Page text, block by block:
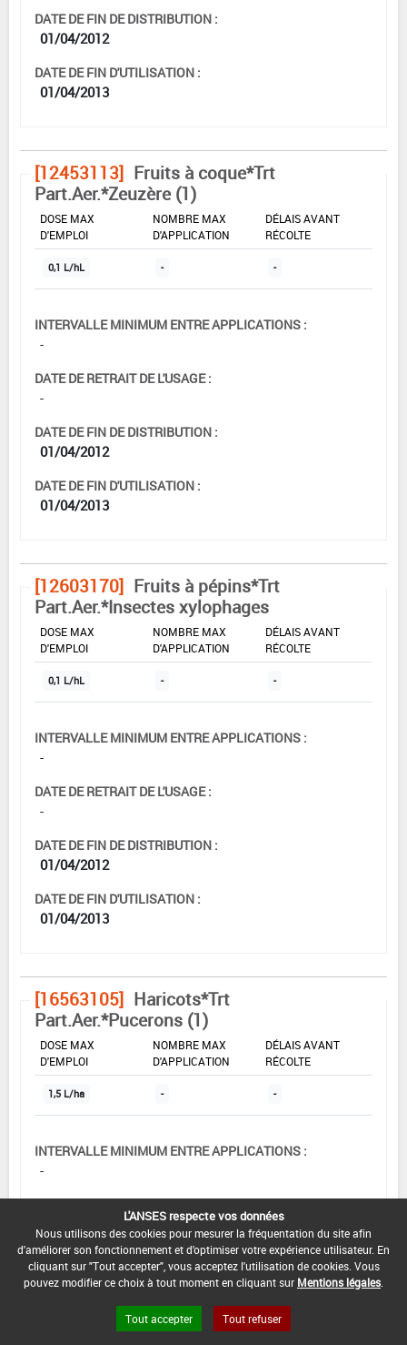
DATE DE FIN DE DISTRIBUTION :
01/04/2012
DATE DE FIN D'UTILISATION :
01/04/2013
[12453113] Fruits à coque*Trt
Part.Aer.*Zeuzère (1)
DOSE MAX
D'EMPLOI
NOMBRE MAX
D'APPLICATION
DÉLAIS AVANT
RÉCOLTE
0,1 L/hL - -
INTERVALLE MINIMUM ENTRE APPLICATIONS :
-
DATE DE RETRAIT DE L'USAGE :
-
DATE DE FIN DE DISTRIBUTION :
01/04/2012
DATE DE FIN D'UTILISATION :
01/04/2013
[12603170] Fruits à pépins*Trt
Part.Aer.*Insectes xylophages
DOSE MAX
D'EMPLOI
NOMBRE MAX
D'APPLICATION
DÉLAIS AVANT
RÉCOLTE
0,1 L/hL - -
INTERVALLE MINIMUM ENTRE APPLICATIONS :
-
DATE DE RETRAIT DE L'USAGE :
-
DATE DE FIN DE DISTRIBUTION :
01/04/2012
DATE DE FIN D'UTILISATION :
01/04/2013
[16563105] Haricots*Trt
Part.Aer.*Pucerons (1)
DOSE MAX
D'EMPLOI
NOMBRE MAX
D'APPLICATION
DÉLAIS AVANT
RÉCOLTE
1,5 L/ha - -
INTERVALLE MINIMUM ENTRE APPLICATIONS :
-
DATE DE RETRAIT DE L'USAGE :
DATE DE FIN DE DISTRIBUTION :
01/04/2012
DATE DE FIN D'UTILISATION :
L'ANSES respecte vos données
Nous utilisons des cookies pour mesurer la fréquentation du site afin
d'améliorer son fonctionnement et d'optimiser votre expérience utilisateur. En
cliquant sur "Tout accepter", vous acceptez l'utilisation de cookies. Vous
pouvez modifier ce choix à tout moment en cliquant sur Mentions légales
Tout accepter Tout refuser